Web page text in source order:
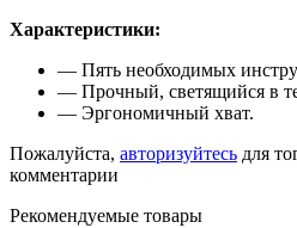
Характеристики:
— Пять необходимых
— Прочный, светящийся в
— Эргономичный хват.
Пожалуйста, авторизуйтесь для
комментарии
Рекомендуемые товары